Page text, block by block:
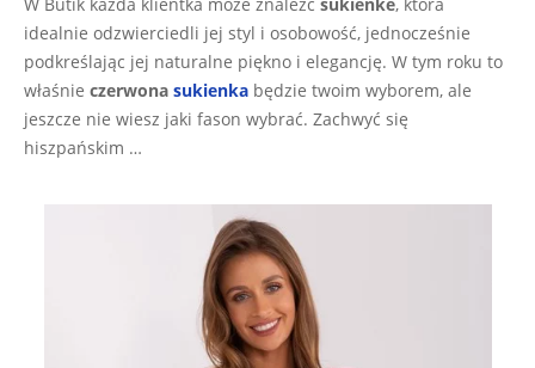
idealnie odzwierciedli jej styl i osobowość, jednocześnie
podkreślając jej naturalne piękno i elegancję. W tym roku to
właśnie czerwona sukienka będzie twoim wyborem, ale
jeszcze nie wiesz jaki fason wybrać. Zachwyć się
hiszpańskim …